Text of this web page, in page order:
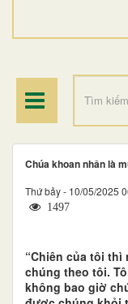
ĐIỂM HÀNH
Chúa khoan nhân là
Thứ bảy - 10/05/2025
1497
“Chiên của tôi
chúng theo tôi.
không bao giờ